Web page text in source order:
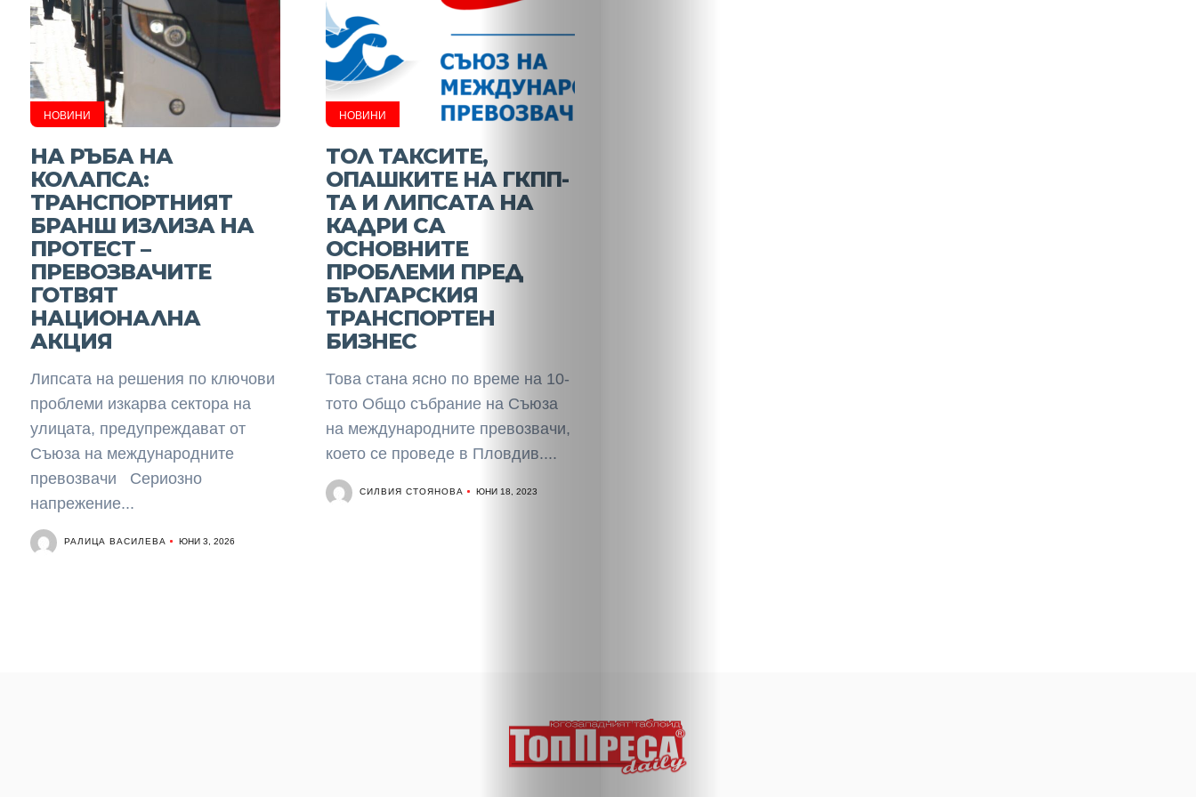
НАЧАЛО
Политика
Спорт
Крими
Малки
обяви
НОВИНИ
НА РЪБА НА
КОЛАПСА:
ТРАНСПОРТНИЯТ
БРАНШ ИЗЛИЗА НА
ПРОТЕСТ –
ПРЕВОЗВАЧИТЕ
ГОТВЯТ
НАЦИОНАЛНА
АКЦИЯ
Липсата на решения по ключови
проблеми изкарва сектора на
улицата, предупреждават от
Съюза на международните
превозвачи Сериозно
напрежение...
РАЛИЦА ВАСИЛЕВА ЮНИ 3, 2026
НОВИНИ
ТОЛ ТАКСИТЕ,
ОПАШКИТЕ НА ГКПП-
ТА И ЛИПСАТА НА
КАДРИ СА
ОСНОВНИТЕ
ПРОБЛЕМИ ПРЕД
БЪЛГАРСКИЯ
ТРАНСПОРТЕН
БИЗНЕС
Това стана ясно по време на 10-
тото Общо събрание на Съюза
на международните превозвачи,
което се проведе в Пловдив....
СИЛВИЯ СТОЯНОВА ЮНИ 18, 2023